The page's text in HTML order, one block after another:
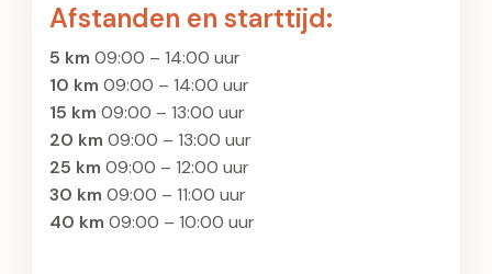
Afstanden en starttijd:
5 km 09:00 – 14:00 uur
10 km 09:00 – 14:00 uur
15 km 09:00 – 13:00 uur
20 km 09:00 – 13:00 uur
25 km 09:00 – 12:00 uur
30 km 09:00 – 11:00 uur
40 km 09:00 – 10:00 uur